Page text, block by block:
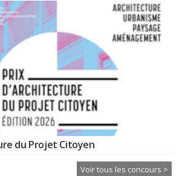
du Projet Citoyen
Voir tous les concours >